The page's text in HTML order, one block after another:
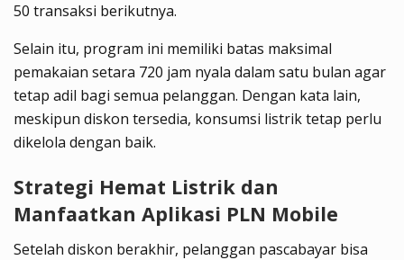
50 transaksi berikutnya.
Selain itu, program ini memiliki batas maksimal
pemakaian setara 720 jam nyala dalam satu bulan agar
tetap adil bagi semua pelanggan. Dengan kata lain,
meskipun diskon tersedia, konsumsi listrik tetap perlu
dikelola dengan baik.
Strategi Hemat Listrik dan
Manfaatkan Aplikasi PLN Mobile
Setelah diskon berakhir, pelanggan pascabayar bisa